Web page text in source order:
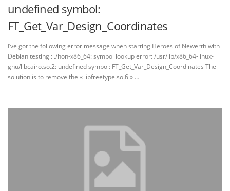
undefined symbol:
FT_Get_Var_Design_Coordinates
I’ve got the following error message when starting Heroes of Newerth with
Debian testing : ./hon-x86_64: symbol lookup error: /usr/lib/x86_64-linux-
gnu/libcairo.so.2: undefined symbol: FT_Get_Var_Design_Coordinates The
solution is to remove the « libfreetype.so.6 » …